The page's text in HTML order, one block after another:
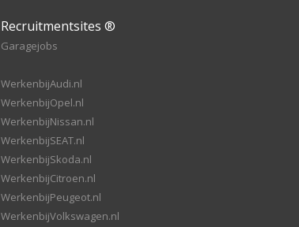
Recruitmentsites ®
Garagejobs
WerkenbijAudi.nl
WerkenbijOpel.nl
WerkenbijNissan.nl
WerkenbijSEAT.nl
WerkenbijSkoda.nl
WerkenbijCitroen.nl
WerkenbijPeugeot.nl
WerkenbijVolkswagen.nl